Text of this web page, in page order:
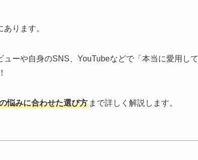
ります。
ーや自身のSNS、YouTubeなどで「本当に愛用して
悩みに合わせた選び方 まで詳しく解説します。